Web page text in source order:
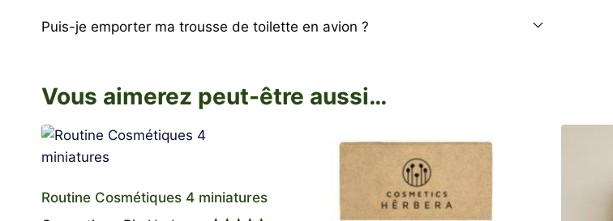
Puis-je emporter ma trousse de toilette en avion ?
Vous aimerez peut-être aussi…
Routine Cosmétiques 4 miniatures